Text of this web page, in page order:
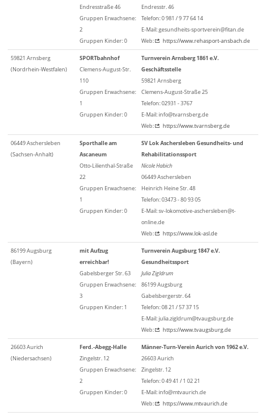
Endresstraße 46
Gruppen Erwachsene:
2
Gruppen Kinder: 0
Endresstr. 46
Telefon: 0 981 / 9 77 64 14
E-Mail: gesundheits-sportverein@fitan.de
Web:
https://www.rehasport-ansbach.de
59821 Arnsberg
(Nordrhein-Westfalen)
SPORTbahnhof
Clemens-August-Str.
110
Gruppen Erwachsene:
1
Gruppen Kinder: 0
Turnverein Arnsberg 1861 e.V.
Geschäftsstelle
59821 Arnsberg
Clemens-August-Straße 25
Telefon: 02931 - 3767
E-Mail: info@tvarnsberg.de
Web:
https://www.tvarnsberg.de
06449 Aschersleben
(Sachsen-Anhalt)
Sporthalle am
Ascaneum
Otto-Lilienthal-Straße
22
Gruppen Erwachsene:
1
Gruppen Kinder: 0
SV Lok Aschersleben Gesundheits- und
Rehabilitationssport
Nicole Habich
06449 Aschersleben
Heinrich Heine Str. 48
Telefon: 03473 - 80 93 05
E-Mail: sv-lokomotive-aschersleben@t-
online.de
Web:
https://www.lok-asl.de
86199 Augsburg
(Bayern)
mit Aufzug
erreichbar!
Gabelsberger Str. 63
Gruppen Erwachsene:
3
Gruppen Kinder: 1
Turnverein Augsburg 1847 e.V.
Gesundheitssport
Julia Zigldrum
86199 Augsburg
Gabelsbergerstr. 64
Telefon: 08 21 / 57 37 15
E-Mail: julia.zigldrum@tvaugsburg.de
Web:
https://www.tvaugsburg.de
26603 Aurich
(Niedersachsen)
Ferd.-Abegg-Halle
Zingelstr. 12
Gruppen Erwachsene:
2
Gruppen Kinder: 0
Männer-Turn-Verein Aurich von 1962 e.V.
26603 Aurich
Zingelstr. 12
Telefon: 0 49 41 / 1 02 21
E-Mail: info@mtvaurich.de
Web:
https://www.mtvaurich.de